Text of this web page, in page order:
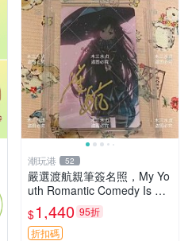
潮玩港 52
嚴選渡航親筆簽名照，My Yo
uth Romantic Comedy Is Wr
ong限量收藏版 青春戀愛物語
原創 漫畫周邊
$1,440 95折
折扣碼